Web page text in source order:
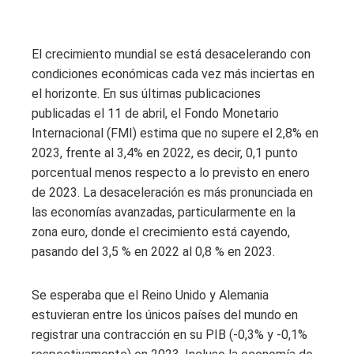
El crecimiento mundial se está desacelerando con
condiciones económicas cada vez más inciertas en
el horizonte. En sus últimas publicaciones
publicadas el 11 de abril, el Fondo Monetario
Internacional (FMI) estima que no supere el 2,8% en
2023, frente al 3,4% en 2022, es decir, 0,1 punto
porcentual menos respecto a lo previsto en enero
de 2023. La desaceleración es más pronunciada en
las economías avanzadas, particularmente en la
zona euro, donde el crecimiento está cayendo,
pasando del 3,5 % en 2022 al 0,8 % en 2023.
Se esperaba que el Reino Unido y Alemania
estuvieran entre los únicos países del mundo en
registrar una contracción en su PIB (-0,3% y -0,1%